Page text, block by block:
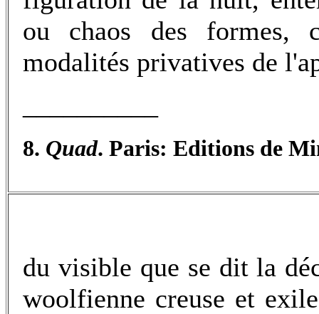
ou chaos des formes,
modalités privatives de
8. Quad. Paris: Editions de
du visible que se dit la
woolfienne creuse et